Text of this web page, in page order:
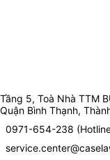
Tầng 5, Toà Nhà TTM
Quận Bình Thạnh,
0971-654-238